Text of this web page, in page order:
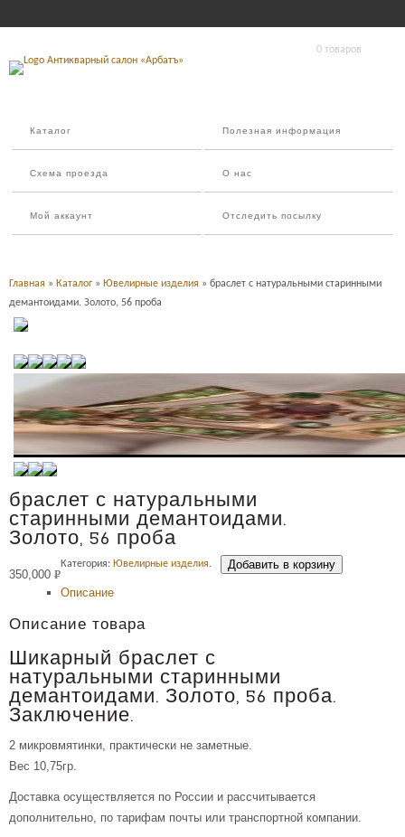
0 товаров
Каталог Полезная информация
Схема проезда О нас
Мой аккаунт Отследить посылку
Главная » Каталог » Ювелирные изделия » браслет с натуральными старинными
демантоидами. Золото, 56 проба
браслет с натуральными
старинными демантоидами.
Золото, 56 проба
350,000 Р
УБ.
Добавить в корзину
Категория: Ювелирные изделия.
Описание
Описание товара
Шикарный браслет с
натуральными старинными
демантоидами. Золото, 56 проба.
Заключение.
2 микровмятинки, практически не заметные.
Вес 10,75гр.
Доставка осуществляется по России и рассчитывается
дополнительно, по тарифам почты или транспортной компании.